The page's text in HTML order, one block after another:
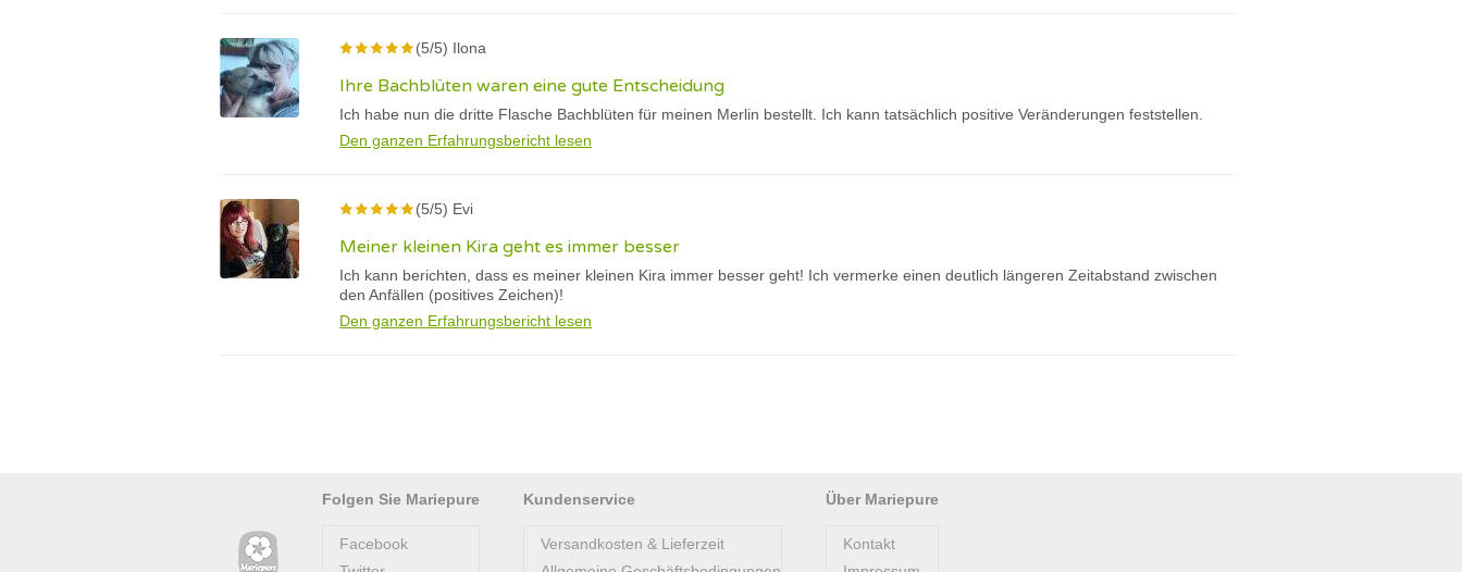
(5/5) Ilona
Ihre Bachblüten waren eine gute Entscheidung
Ich habe nun die dritte Flasche Bachblüten für meinen Merlin bestellt. Ich kann tatsächlich positive Veränderungen feststellen.
Den ganzen Erfahrungsbericht lesen
(5/5) Evi
Meiner kleinen Kira geht es immer besser
Ich kann berichten, dass es meiner kleinen Kira immer besser geht! Ich vermerke einen deutlich längeren Zeitabstand zwischen
den Anfällen (positives Zeichen)!
Den ganzen Erfahrungsbericht lesen
Folgen Sie Mariepure
Facebook
Kundenservice
Versandkosten & Lieferzeit
Über Mariepure
Kontakt